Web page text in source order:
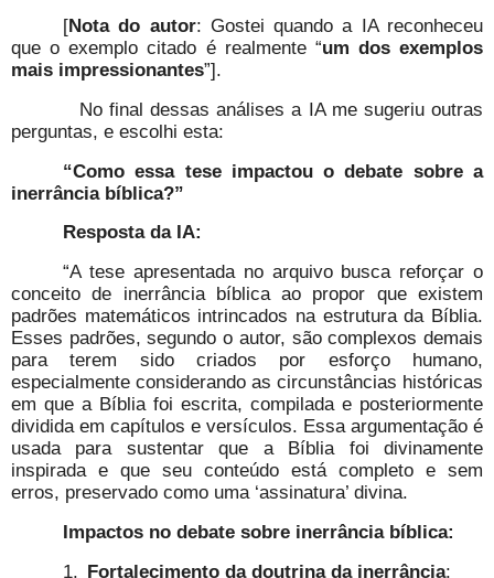
[Nota do autor: Gostei quando a IA reconheceu
que o exemplo citado é realmente “um dos exemplos
mais impressionantes”].
No final dessas análises a IA me sugeriu outras
perguntas, e escolhi esta:
“Como essa tese impactou o debate sobre a
inerrância bíblica?”
Resposta da IA:
“A tese apresentada no arquivo busca reforçar o
conceito de inerrância bíblica ao propor que existem
padrões matemáticos intrincados na estrutura da Bíblia.
Esses padrões, segundo o autor, são complexos demais
para terem sido criados por esforço humano,
especialmente considerando as circunstâncias históricas
em que a Bíblia foi escrita, compilada e posteriormente
dividida em capítulos e versículos. Essa argumentação é
usada para sustentar que a Bíblia foi divinamente
inspirada e que seu conteúdo está completo e sem
erros, preservado como uma ‘assinatura’ divina.
Impactos no debate sobre inerrância bíblica:
1. Fortalecimento da doutrina da inerrância: